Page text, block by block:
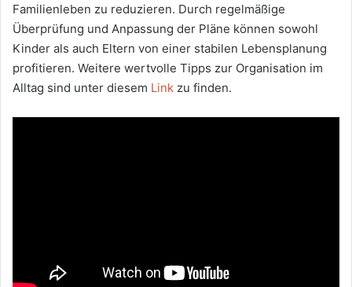
Familienleben zu reduzieren. Durch regelmäßige
Überprüfung und Anpassung der Pläne können sowohl
Kinder als auch Eltern von einer stabilen Lebensplanung
profitieren. Weitere wertvolle Tipps zur Organisation im
Alltag sind unter diesem Link zu finden.